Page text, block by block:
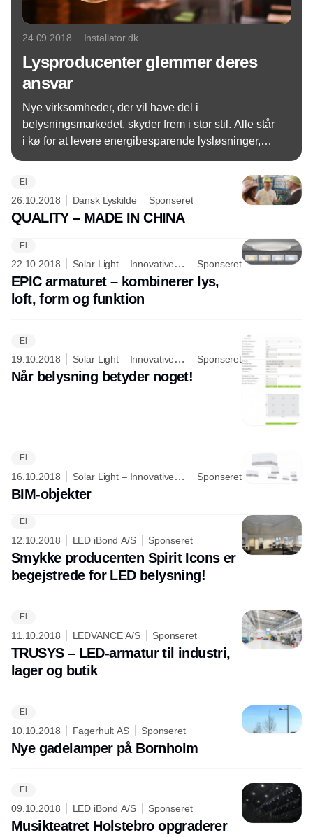
24.09.2018 Installator.dk
Lysproducenter glemmer deres
ansvar
Nye virksomheder, der vil have del i
belysningsmarkedet, skyder frem i stor stil. Alle står
i kø for at levere energibesparende lysløsninger,
vesten, mener FABA. Virksomhederne glemmer
genanvendelse, og at de skal melde sig til
producentansvarsregistret.
El
26.10.2018 Dansk Lyskilde Sponseret
QUALITY – MADE IN CHINA
El
22.10.2018
Solar Light – Innovative
lighting is our dedication
Sponseret
EPIC armaturet – kombinerer lys,
loft, form og funktion
El
19.10.2018
Solar Light – Innovative
lighting is our dedication
Sponseret
Når belysning betyder noget!
El
16.10.2018
Solar Light – Innovative
lighting is our dedication
Sponseret
BIM-objekter
El
12.10.2018 LED iBond A/S Sponseret
Smykke producenten Spirit Icons er
begejstrede for LED belysning!
El
11.10.2018 LEDVANCE A/S Sponseret
TRUSYS – LED-armatur til industri,
lager og butik
El
10.10.2018 Fagerhult AS Sponseret
Nye gadelamper på Bornholm
El
09.10.2018 LED iBond A/S Sponseret
Musikteatret Holstebro opgraderer